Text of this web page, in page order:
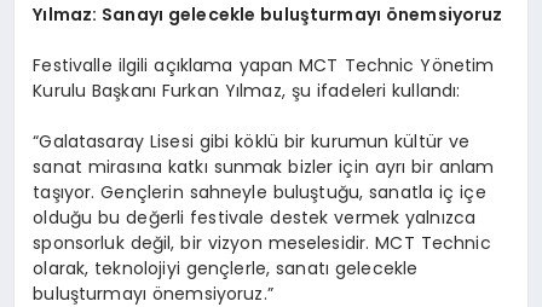
Yılmaz: Sanayı gelecekle buluşturmayı önemsiyoruz
Festivalle ilgili açıklama yapan MCT Technic Yönetim
Kurulu Başkanı Furkan Yılmaz, şu ifadeleri kullandı:
“Galatasaray Lisesi gibi köklü bir kurumun kültür ve
sanat mirasına katkı sunmak bizler için ayrı bir anlam
taşıyor. Gençlerin sahneyle buluştuğu, sanatla iç içe
olduğu bu değerli festivale destek vermek yalnızca
sponsorluk değil, bir vizyon meselesidir. MCT Technic
olarak, teknolojiyi gençlerle, sanatı gelecekle
buluşturmayı önemsiyoruz.”